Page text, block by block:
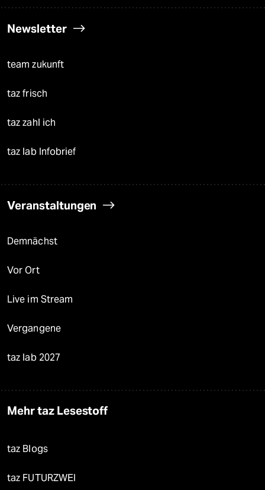
Newsletter
team zukunft
taz frisch
taz zahl ich
taz lab Infobrief
Veranstaltungen
Demnächst
Vor Ort
Live im Stream
Vergangene
taz lab 2027
Mehr taz Lesestoff
taz Blogs
taz FUTURZWEI